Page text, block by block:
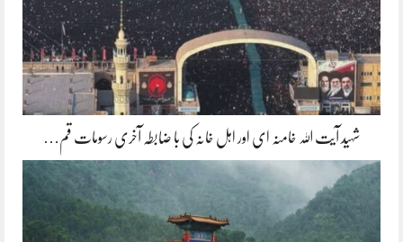
شہید آیت اللہ خامنہ ای اور اہل خانہ کی با ضابطہ آخری رسومات قم…